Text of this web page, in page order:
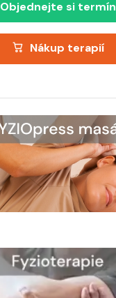
Objednejte si termín
Nákup terapií